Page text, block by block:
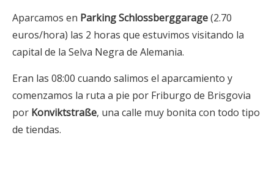
Aparcamos en Parking Schlossberggarage(2.70
euros/hora) las 2 horas que estuvimos visitando la
capital de la Selva Negra de Alemania.
Eran las 08:00 cuando salimos el aparcamiento y
comenzamos la ruta a pie por Friburgo de Brisgovia
por Konviktstraße, una calle muy bonita con todo tipo
de tiendas.